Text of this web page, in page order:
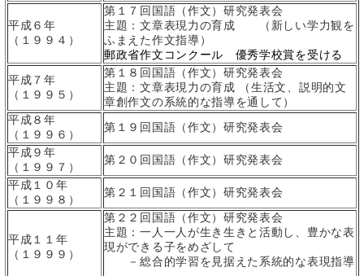
平成６年
（１９９４）
第１７回国語（作文）研究発表会
主題：文章表現力の育成 （新しい学力観を
ふまえた作文指導）
郵政省作文コンクール 優秀学校賞を受ける
平成７年
（１９９５）
第１８回国語（作文）研究発表会
主題：文章表現力の育成 （生活文、説明的文
章創作文の系統的な指導を通して）
平成８年
（１９９６）
第１９回国語（作文）研究発表会
平成９年
（１９９７）
第２０回国語（作文）研究発表会
平成１０年
（１９９８）
第２１回国語（作文）研究発表会
平成１１年
（１９９９）
第２２回国語（作文）研究発表会
主題：一人一人が生き生きと活動し、豊かな表
現ができる子をめざして
－総合的学習を見据えた系統的な表現指導